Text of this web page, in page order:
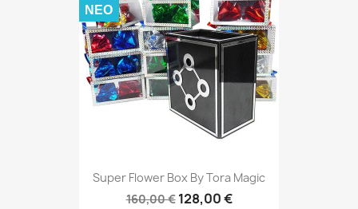
Super Flower Box By Tora Magic
160,00 € 128,00 €
ΝΈΟ